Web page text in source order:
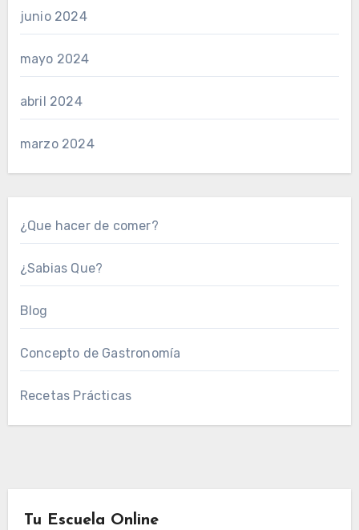
junio 2024
mayo 2024
abril 2024
marzo 2024
¿Que hacer de comer?
¿Sabias Que?
Blog
Concepto de Gastronomía
Recetas Prácticas
Tu Escuela Online